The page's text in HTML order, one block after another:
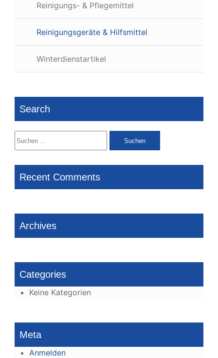
Reinigungs- & Pflegemittel
Reinigungsgeräte & Hilfsmittel
Winterdienstartikel
Search
Suchen
nach:
Recent Comments
Archives
Categories
Keine Kategorien
Meta
Anmelden